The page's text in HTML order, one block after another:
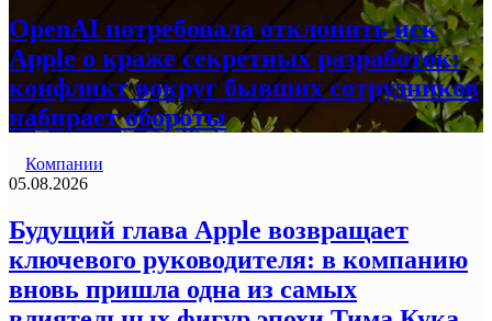
OpenAI потребовала отклонить иск
Apple о краже секретных разработок:
конфликт вокруг бывших сотрудников
набирает обороты
Компании
05.08.2026
Будущий глава Apple возвращает
ключевого руководителя: в компанию
вновь пришла одна из самых